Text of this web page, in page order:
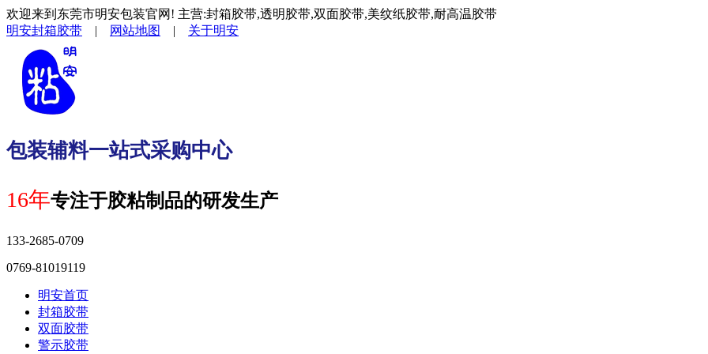
欢迎来到东莞市明安包装官网! 主营:封箱胶带,透明胶带,双面胶带,美纹纸胶带,耐高温胶带
明安封箱胶带 | 网站地图 | 关于明安
包装辅料一站式采购中心
16年专注于胶粘制品的研发生产
133-2685-0709
0769-81019119
明安首页
封箱胶带
双面胶带
警示胶带